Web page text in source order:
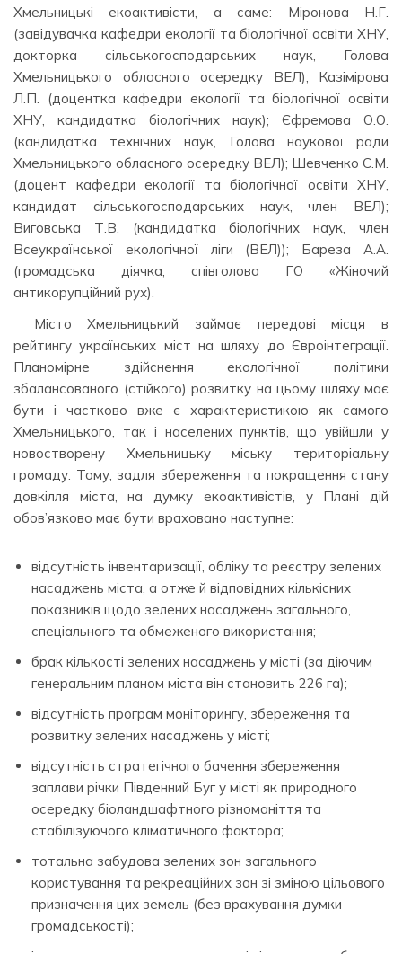
Хмельницькі екоактивісти, а саме: Міронова Н.Г.
(завідувачка кафедри екології та біологічної освіти ХНУ,
докторка сільськогосподарських наук, Голова
Хмельницького обласного осередку ВЕЛ); Казімірова
Л.П. (доцентка кафедри екології та біологічної освіти
ХНУ, кандидатка біологічних наук); Єфремова О.О.
(кандидатка технічних наук, Голова наукової ради
Хмельницького обласного осередку ВЕЛ); Шевченко С.М.
(доцент кафедри екології та біологічної освіти ХНУ,
кандидат сільськогосподарських наук, член ВЕЛ);
Виговська Т.В. (кандидатка біологічних наук, член
Всеукраїнської екологічної ліги (ВЕЛ)); Бареза А.А.
(громадська діячка, співголова ГО «Жіночий
антикорупційний рух).
Місто Хмельницький займає передові місця в
рейтингу українських міст на шляху до Євроінтеграції.
Планомірне здійснення екологічної політики
збалансованого (стійкого) розвитку на цьому шляху має
бути і частково вже є характеристикою як самого
Хмельницького, так і населених пунктів, що увійшли у
новостворену Хмельницьку міську територіальну
громаду. Тому, задля збереження та покращення стану
довкілля міста, на думку екоактивістів, у Плані дій
обов’язково має бути враховано наступне:
відсутність інвентаризації, обліку та реєстру зелених
насаджень міста, а отже й відповідних кількісних
показників щодо зелених насаджень загального,
спеціального та обмеженого використання;
брак кількості зелених насаджень у місті (за діючим
генеральним планом міста він становить 226 га);
відсутність програм моніторингу, збереження та
розвитку зелених насаджень у місті;
відсутність стратегічного бачення збереження
заплави річки Південний Буг у місті як природного
осередку біоландшафтного різноманіття та
стабілізуючого кліматичного фактора;
тотальна забудова зелених зон загального
користування та рекреаційних зон зі зміною цільового
призначення цих земель (без врахування думки
громадськості);